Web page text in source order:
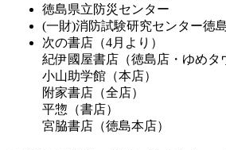
徳島県立防災センター
(一財)消防試験研究センター徳
次の書店（4月より）
紀伊國屋書店（徳島店・ゆめタ
小山助学館（本店）
附家書店（全店）
平惣（書店）
宮脇書店（徳島本店）